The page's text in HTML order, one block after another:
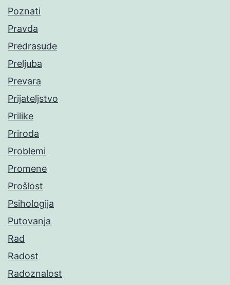
Poznati
Pravda
Predrasude
Preljuba
Prevara
Prijateljstvo
Prilike
Priroda
Problemi
Promene
Prošlost
Psihologija
Putovanja
Rad
Radost
Radoznalost